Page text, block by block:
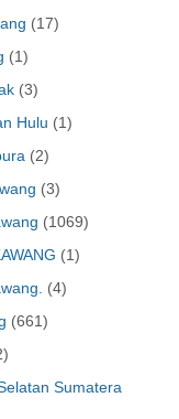
(17)
(1)
(3)
Hulu (1)
(2)
(3)
(1069)
(1)
(4)
(661)
Sumatera